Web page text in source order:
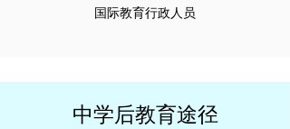
国际教育行政人员
中学后教育途径